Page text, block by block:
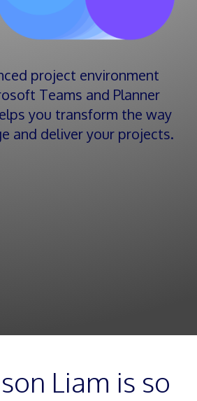
project environment
Teams and Planner
you transform the way
and deliver your projects.
Liam is so